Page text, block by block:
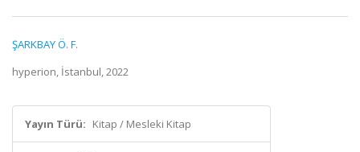
ŞARKBAY Ö. F.
hyperion, İstanbul, 2022
Yayın Türü: Kitap / Mesleki Kitap